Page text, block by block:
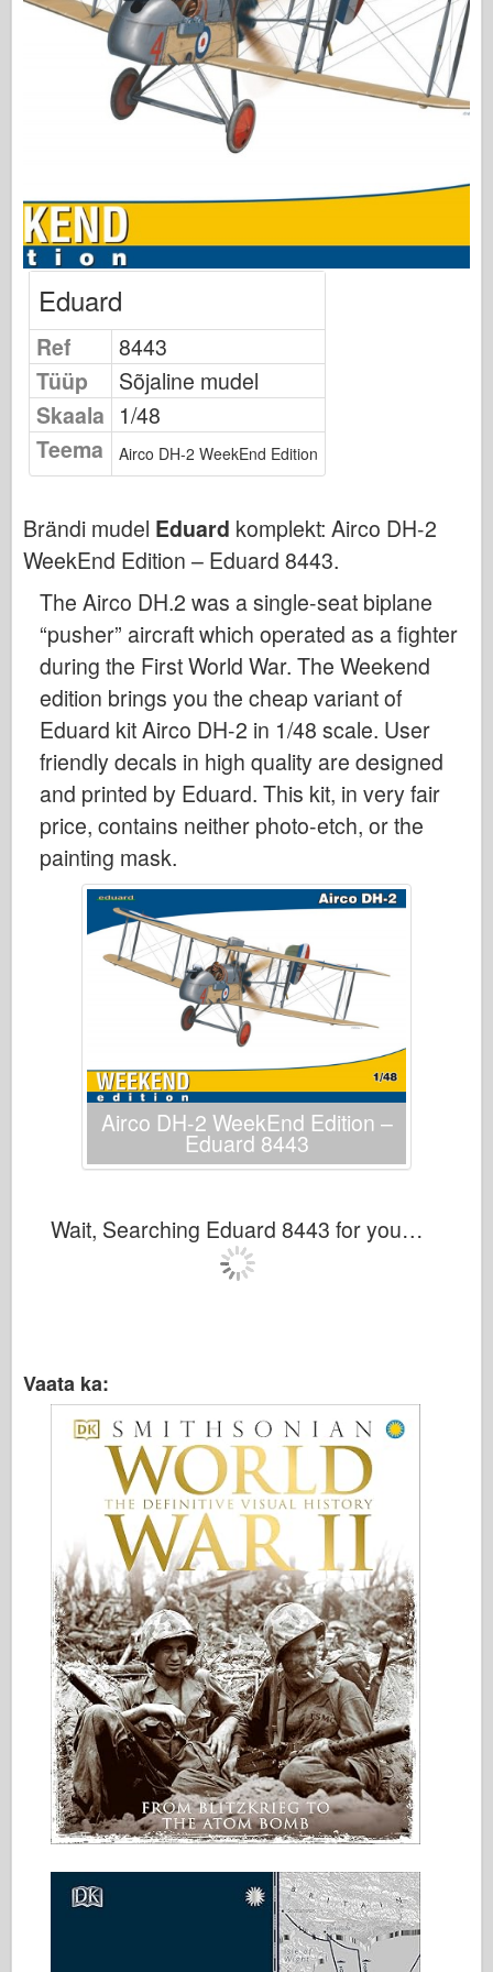
Osprey Kirjastus
Eskaadri signaal
TankPower
Veoautod ja tankid
Maquettes
Akadeemia
Ace mudelid
AFV klubi
Airfix
Õhujõud
AZ mudel
Küber-hobi
Dnepromodel
Dragon
Eduard
E.T. Mudel
Peened vormid
Valori väed
FriulModel
Hasegawa
Heller
HobbyBoss
IBG mudelid
Icm
Meng mudel
Tamiya
Tristar
Trompetist
Albumid-fotod
Kontakt
le Päevik
Komplektid
Eduard
Ref
8443
Tüüp
Sõjaline mudel
Skaala 1/48
Teema
Airco DH-2 WeekEnd Edition
Brändi mudel Eduard komplekt: Airco DH-2
WeekEnd Edition – Eduard 8443.
The Airco DH.2 was a single-seat biplane
“pusher” aircraft which operated as a fighter
during the First World War. The Weekend
edition brings you the cheap variant of
Eduard kit Airco DH-2 in 1/48 scale. User
friendly decals in high quality are designed
and printed by Eduard. This kit, in very fair
price, contains neither photo-etch, or the
painting mask.
Airco DH-2 WeekEnd Edition –
Eduard 8443
Wait, Searching Eduard 8443 for you…
Vaata ka: